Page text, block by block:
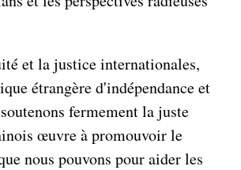
et la justice internationales,
étrangère d'indépendance et
fermement la juste
œuvre à promouvoir le
nous pouvons pour aider les